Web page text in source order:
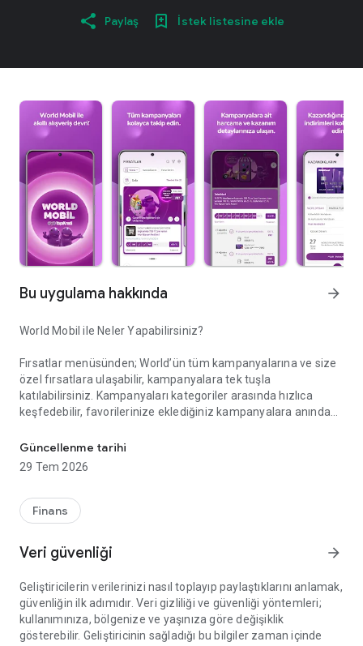
Paylaş İstek listesine ekle
Bu uygulama hakkında arrow_forward
World Mobil ile Neler Yapabilirsiniz?
Fırsatlar menüsünden; World’ün tüm kampanyalarına ve size
özel fırsatlara ulaşabilir, kampanyalara tek tuşla
katılabilirsiniz. Kampanyaları kategoriler arasında hızlıca
keşfedebilir, favorilerinize eklediğiniz kampanyalara anında
aradığınız kampanyayı kolayca bulabilir, kampanya
katılımlarınızı, kazanım süreçlerinizi ve elde ettiğiniz puan ile
Kazandıklarım menüsünden; Kredi kartlarınız, TLcard’larınız
kazandığınız puan ve indirimleri görüntüleyebilir, harcadığınız
World Pay menüsünden; QR Kod ile Öde özelliği sayesinde
kart veya hesabınızdan zahmetsizce ödeme yapabilirsiniz.
Güncellenme tarihi
29 Tem 2026
Finans
Veri güvenliği arrow_forward
Geliştiricilerin verilerinizi nasıl toplayıp paylaştıklarını anlamak,
güvenliğin ilk adımıdır. Veri gizliliği ve güvenliği yöntemleri;
kullanımınıza, bölgenize ve yaşınıza göre değişiklik
gösterebilir. Geliştiricinin sağladığı bu bilgiler zaman içinde